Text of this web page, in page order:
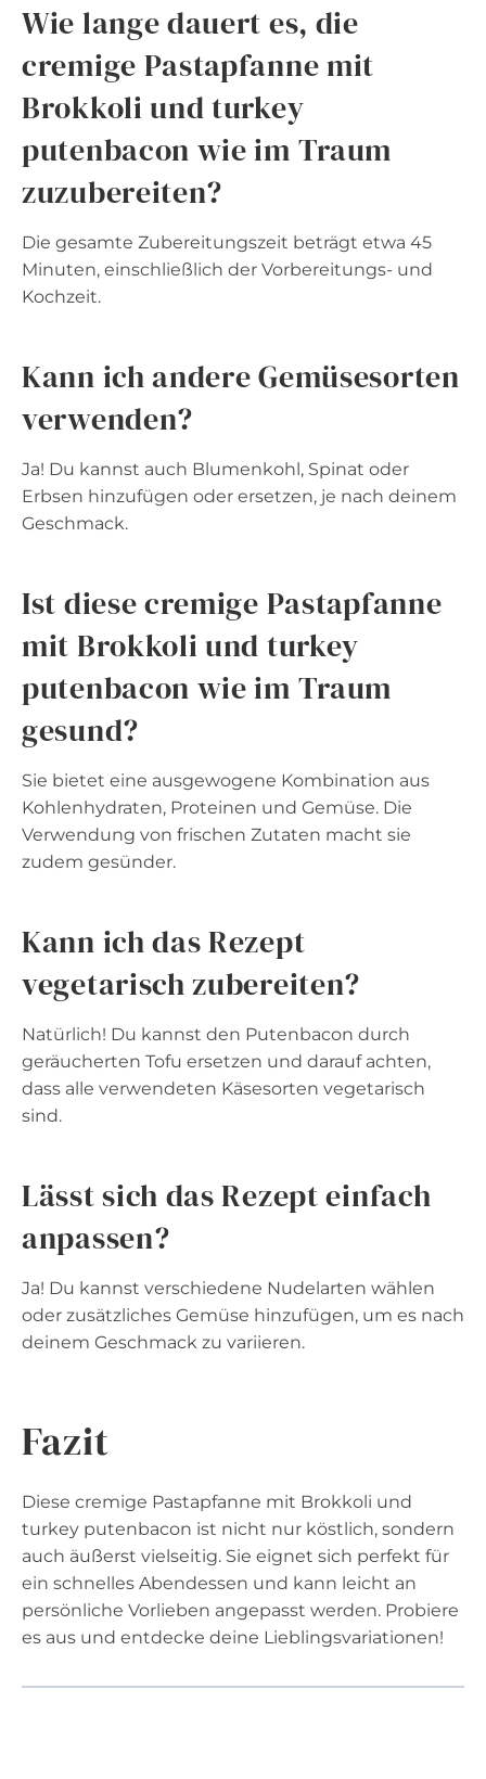
Wie lange dauert es, die
cremige Pastapfanne mit
Brokkoli und turkey
putenbacon wie im Traum
zuzubereiten?
Die gesamte Zubereitungszeit beträgt etwa 45
Minuten, einschließlich der Vorbereitungs- und
Kochzeit.
Kann ich andere Gemüsesorten
verwenden?
Ja! Du kannst auch Blumenkohl, Spinat oder
Erbsen hinzufügen oder ersetzen, je nach deinem
Geschmack.
Ist diese cremige Pastapfanne
mit Brokkoli und turkey
putenbacon wie im Traum
gesund?
Sie bietet eine ausgewogene Kombination aus
Kohlenhydraten, Proteinen und Gemüse. Die
Verwendung von frischen Zutaten macht sie
zudem gesünder.
Kann ich das Rezept
vegetarisch zubereiten?
Natürlich! Du kannst den Putenbacon durch
geräucherten Tofu ersetzen und darauf achten,
dass alle verwendeten Käsesorten vegetarisch
sind.
Lässt sich das Rezept einfach
anpassen?
Ja! Du kannst verschiedene Nudelarten wählen
oder zusätzliches Gemüse hinzufügen, um es nach
deinem Geschmack zu variieren.
Fazit
Diese cremige Pastapfanne mit Brokkoli und
turkey putenbacon ist nicht nur köstlich, sondern
auch äußerst vielseitig. Sie eignet sich perfekt für
ein schnelles Abendessen und kann leicht an
persönliche Vorlieben angepasst werden. Probiere
es aus und entdecke deine Lieblingsvariationen!